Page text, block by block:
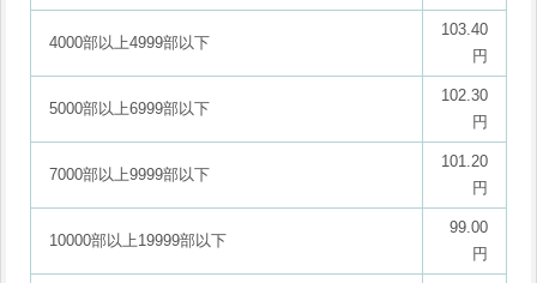
4000部以上4999部以下
103.40
円
5000部以上6999部以下
102.30
円
7000部以上9999部以下
101.20
円
10000部以上19999部以下
99.00
円